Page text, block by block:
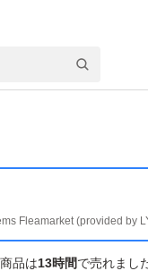
Fleamarket (provided by
品は13時間で売れまし